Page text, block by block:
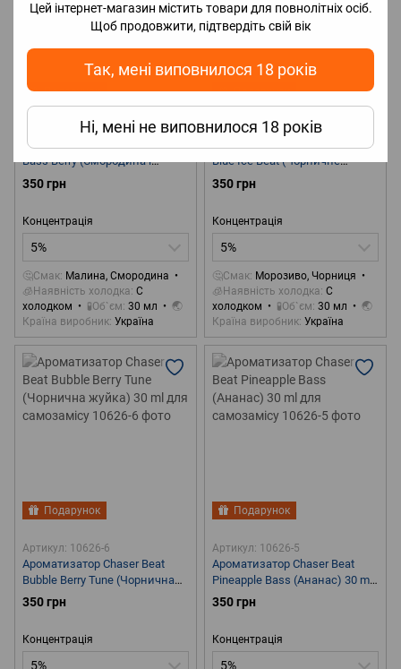
Цей інтернет-магазин містить товари для повнолітніх осіб.
Щоб продовжити, підтвердіть свій вік
Так, мені виповнилося 18 років
Ні, мені не виповнилося 18 років
Подарунок
Артикул: 10626-4
Ароматизатор Chaser Beat
Bass Berry (Смородина і
Малина) 30 ml для
самозамісу
350 грн
Концентрація
5%
🤔Смак Малина, Смородина
🧊Наявність холодка С
холодком
🧪Об`єм 30 мл
🌏
Країна виробник Україна
Подарунок
Артикул: 10626-8
Ароматизатор Chaser Beat
Blue Ice Beat (Чорничне
морозиво) 30 ml для
самозамісу
350 грн
Концентрація
5%
🤔Смак Морозиво, Чорниця
🧊Наявність холодка С
холодком
🧪Об`єм 30 мл
🌏
Країна виробник Україна
Подарунок
Артикул: 10626-6
Ароматизатор Chaser Beat
Bubble Berry Tune (Чорнична
жуйка) 30 ml для самозамісу
350 грн
Концентрація
5%
Подарунок
Артикул: 10626-5
Ароматизатор Chaser Beat
Pineapple Bass (Ананас) 30 ml
для самозамісу
350 грн
Концентрація
5%